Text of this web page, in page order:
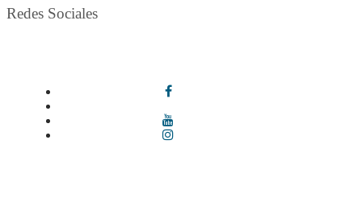
Redes Sociales